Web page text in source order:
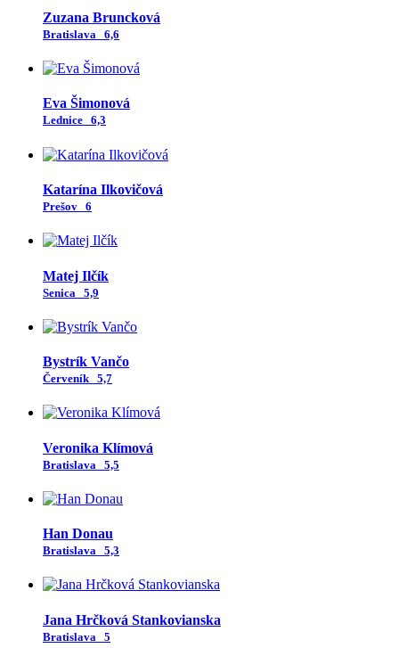
Zuzana Bruncková
Bratislava 6,6
Eva Šimonová
Lednice 6,3
Katarína Ilkovičová
Prešov 6
Matej Ilčík
Senica 5,9
Bystrík Vančo
Červeník 5,7
Veronika Klímová
Bratislava 5,5
Han Donau
Bratislava 5,3
Jana Hrčková Stankovianska
Bratislava 5